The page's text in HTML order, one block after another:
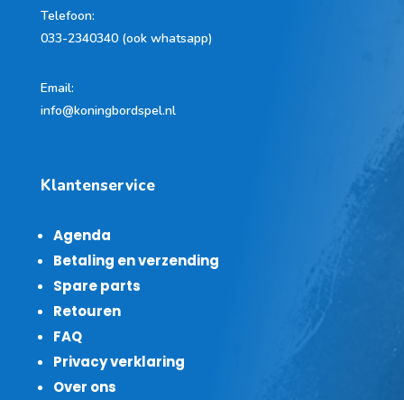
Telefoon:
033-2340340 (ook whatsapp)
Email:
info@koningbordspel.nl
Klantenservice
Agenda
Betaling en verzending
Spare parts
Retouren
FAQ
Privacy verklaring
Over ons